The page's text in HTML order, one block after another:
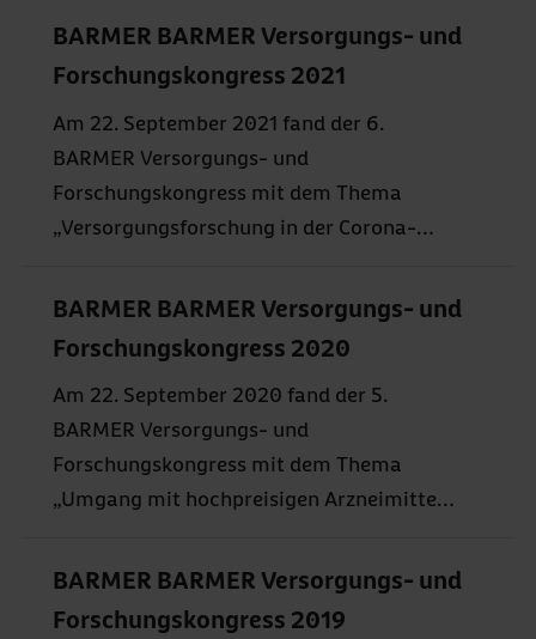
Gesundheitssystem?“.
BARMER BARMER Versorgungs- und
Forschungskongress 2021
Am 22. September 2021 fand der 6.
BARMER Versorgungs- und
Forschungskongress mit dem Thema
„Versorgungsforschung in der Corona-
digitaler Form als Livestream bei YouTube
BARMER BARMER Versorgungs- und
Forschungskongress 2020
Am 22. September 2020 fand der 5.
BARMER Versorgungs- und
Forschungskongress mit dem Thema
„Umgang mit hochpreisigen Arzneimitteln
Diskussionsveranstaltung statt.
BARMER BARMER Versorgungs- und
Forschungskongress 2019